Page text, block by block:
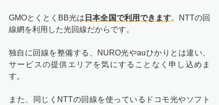
GMOとくとくBB光は 日本全国で利用できます。NTTの回
線網を利用した光回線だからです。
独自に回線を整備する、NURO光やauひかりとは違い、
サービスの提供エリアを気にすることなく申し込めま
す。
また、同じくNTTの回線を使っているドコモ光やソフト